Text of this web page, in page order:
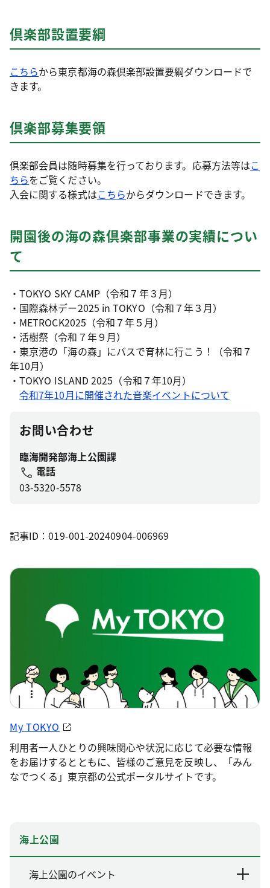
倶楽部設置要綱
こちらから東京都海の森倶楽部設置要綱ダウンロードで
きます。
倶楽部募集要領
倶楽部会員は随時募集を行っております。応募方法等はこ
ちらをご覧ください。
入会に関する様式はこちらからダウンロードできます。
開園後の海の森倶楽部事業の実績につい
て
・TOKYO SKY CAMP（令和７年３月）
・国際森林デー2025 in TOKYO（令和７年３月）
・METROCK2025（令和７年５月）
・活樹祭（令和７年９月）
・東京港の「海の森」にバスで育林に行こう！（令和７
年10月）
・TOKYO ISLAND 2025（令和７年10月）
令和7年10月に開催された音楽イベントについて
お問い合わせ
臨海開発部海上公園課
電話
03-5320-5578
記事ID：019-001-20240904-006969
My TOKYO
利用者一人ひとりの興味関心や状況に応じて必要な情報
をお届けするとともに、皆様のご意見を反映し、「みん
なでつくる」東京都の公式ポータルサイトです。
海上公園
海上公園のイベント